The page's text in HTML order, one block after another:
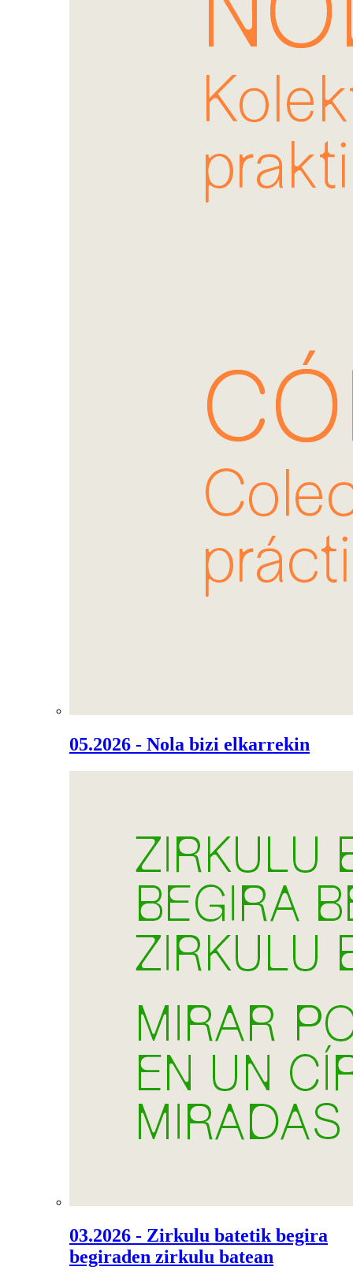
05.2026 - Nola bizi elkarrekin
03.2026 - Zirkulu batetik begira
begiraden zirkulu batean